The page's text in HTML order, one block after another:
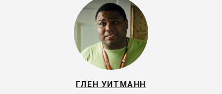
ГЛЕН УИТМАНН